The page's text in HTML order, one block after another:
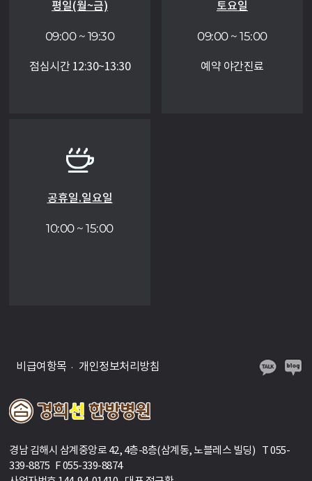
평일(월~금)
09:00 ~ 19:30
점심시간 12:30~13:30
토요일
09:00 ~ 15:00
예약 야간진료
공휴일.일요일
10:00 ~ 15:00
비급여항목 개인정보처리방침
경남 김해시 삼계중앙로 42, 4층-8층(삼계동, 노블레스 빌딩) T 055-
339-8875 F 055-339-8874